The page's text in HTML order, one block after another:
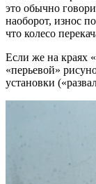
это обычно
наоборот, износ
что колесо
Если же на краях
«перьевой»
установки